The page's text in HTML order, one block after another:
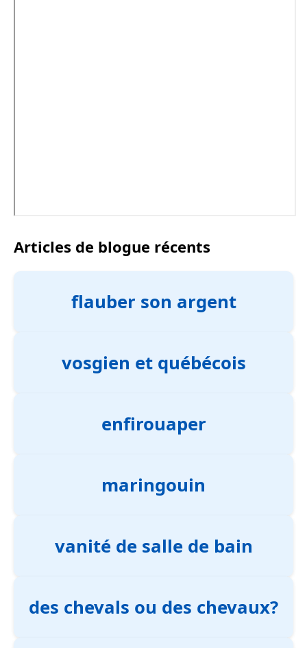
Articles de blogue récents
flauber son argent
vosgien et québécois
enfirouaper
maringouin
vanité de salle de bain
des chevals ou des chevaux?